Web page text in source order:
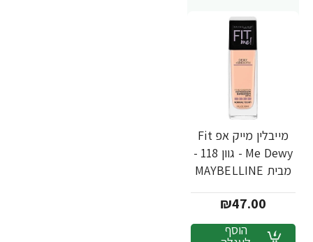
מייבלין מייק אפ Fit
Me Dewy - גוון 118 -
מבית MAYBELLINE
₪47.00
הוסף